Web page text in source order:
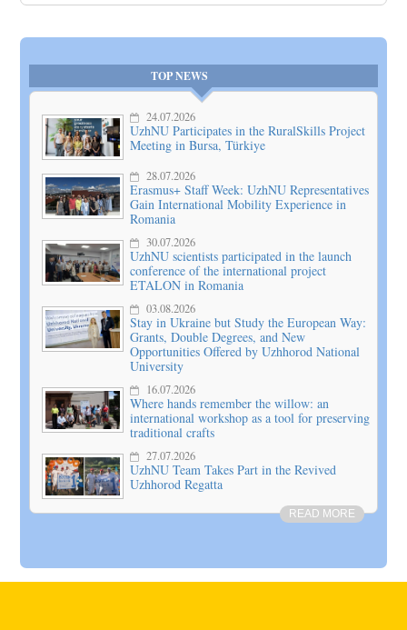
TOP NEWS
24.07.2026
UzhNU Participates in the RuralSkills Project
Meeting in Bursa, Türkiye
28.07.2026
Erasmus+ Staff Week: UzhNU Representatives
Gain International Mobility Experience in
Romania
30.07.2026
UzhNU scientists participated in the launch
conference of the international project
ETALON in Romania
03.08.2026
Stay in Ukraine but Study the European Way:
Grants, Double Degrees, and New
Opportunities Offered by Uzhhorod National
University
16.07.2026
Where hands remember the willow: an
international workshop as a tool for preserving
traditional crafts
27.07.2026
UzhNU Team Takes Part in the Revived
Uzhhorod Regatta
READ MORE